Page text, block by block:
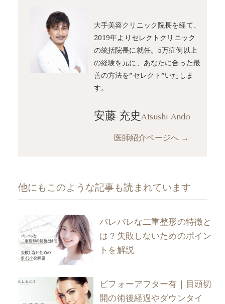
大手美容クリニック院長を経て、
2019年よりセレクトクリニック
の統括院長に就任。5万症例以上
の経験を元に、あなたに合った最
善の方法を”セレクト”いたしま
す。
安藤 充史Atsushi Ando
医師紹介ページへ →
他にもこのような記事も読まれています
バレバレな二重整形の特徴と
は？失敗しないためのポイン
トを解説
ビフォーアフター有｜目頭切
開の術後経過やダウンタイ